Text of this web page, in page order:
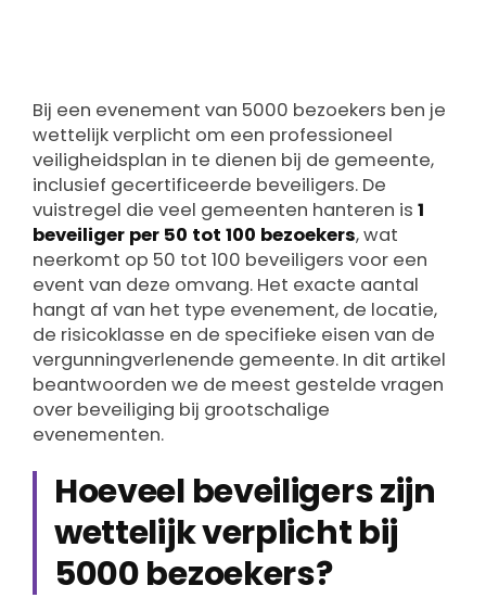
Bij een evenement van 5000 bezoekers ben je
wettelijk verplicht om een professioneel
veiligheidsplan in te dienen bij de gemeente,
inclusief gecertificeerde beveiligers. De
vuistregel die veel gemeenten hanteren is 1
beveiliger per 50 tot 100 bezoekers, wat
neerkomt op 50 tot 100 beveiligers voor een
event van deze omvang. Het exacte aantal
hangt af van het type evenement, de locatie,
de risicoklasse en de specifieke eisen van de
vergunningverlenende gemeente. In dit artikel
beantwoorden we de meest gestelde vragen
over beveiliging bij grootschalige
evenementen.
Hoeveel beveiligers zijn
wettelijk verplicht bij
5000 bezoekers?